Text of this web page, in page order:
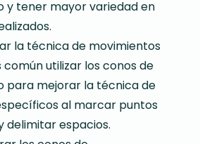
y tener mayor variedad en
la técnica de movimientos
utilizar los conos de
para mejorar la técnica de
al marcar puntos
delimitar espacios.